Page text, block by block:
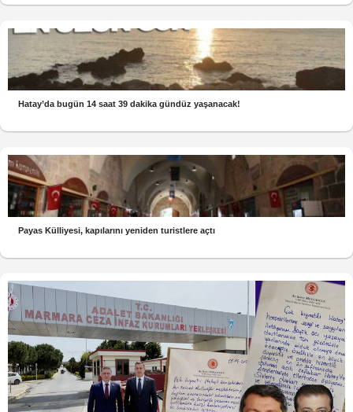
Hatay’da bugün 14 saat 39 dakika gündüz yaşanacak!
Payas Külliyesi, kapılarını yeniden turistlere açtı